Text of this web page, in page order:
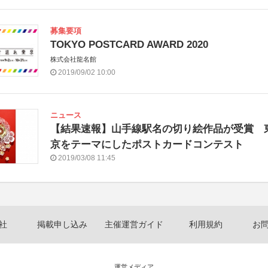
募集要項
TOKYO POSTCARD AWARD 2020
株式会社龍名館
2019/09/02 10:00
ニュース
【結果速報】山手線駅名の切り絵作品が受賞
京をテーマにしたポストカードコンテスト
2019/03/08 11:45
掲載申し込み 主催運営ガイド 利用規約 お